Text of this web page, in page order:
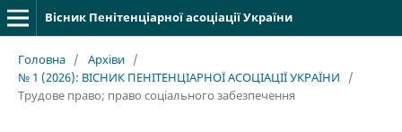
Вісник Пенітенціарної асоціації України
Головна / Архіви /
№ 1 (2026): ВІСНИК ПЕНІТЕНЦІАРНОЇ АСОЦІАЦІЇ УКРАЇНИ
/
Трудове право; право соціального забезпечення